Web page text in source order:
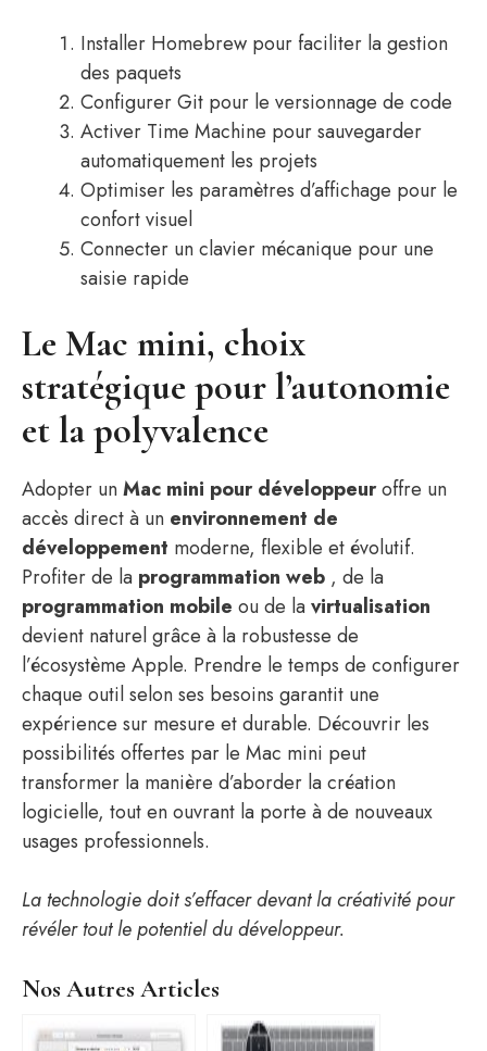
Installer Homebrew pour faciliter la gestion
des paquets
Configurer Git pour le versionnage de code
Activer Time Machine pour sauvegarder
automatiquement les projets
Optimiser les paramètres d’affichage pour le
confort visuel
Connecter un clavier mécanique pour une
saisie rapide
Le Mac mini, choix
stratégique pour l’autonomie
et la polyvalence
Adopter unMac mini pour développeuroffre un
accès direct à un environnement de
développement moderne, flexible et évolutif.
Profiter de la programmation web , de la
programmation mobile ou de lavirtualisation
devient naturel grâce à la robustesse de
l’écosystème Apple. Prendre le temps de configurer
chaque outil selon ses besoins garantit une
expérience sur mesure et durable. Découvrir les
possibilités offertes par le Mac mini peut
transformer la manière d’aborder la création
logicielle, tout en ouvrant la porte à de nouveaux
usages professionnels.
La technologie doit s’effacer devant la créativité pour
révéler tout le potentiel du développeur.
Nos Autres Articles